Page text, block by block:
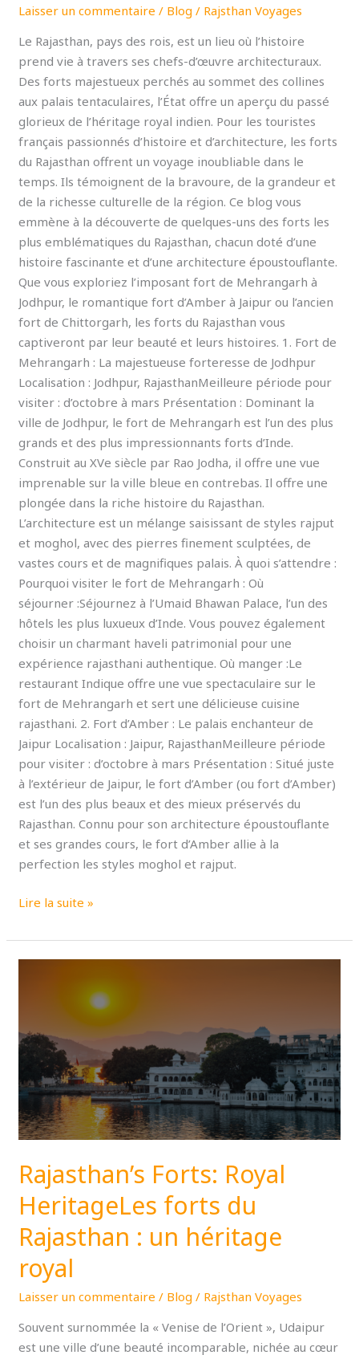
Laisser un commentaire / Blog / Rajsthan Voyages
Le Rajasthan, pays des rois, est un lieu où l’histoire
prend vie à travers ses chefs-d’œuvre architecturaux.
Des forts majestueux perchés au sommet des collines
aux palais tentaculaires, l’État offre un aperçu du passé
glorieux de l’héritage royal indien. Pour les touristes
français passionnés d’histoire et d’architecture, les forts
du Rajasthan offrent un voyage inoubliable dans le
temps. Ils témoignent de la bravoure, de la grandeur et
de la richesse culturelle de la région. Ce blog vous
emmène à la découverte de quelques-uns des forts les
plus emblématiques du Rajasthan, chacun doté d’une
histoire fascinante et d’une architecture époustouflante.
Que vous exploriez l’imposant fort de Mehrangarh à
Jodhpur, le romantique fort d’Amber à Jaipur ou l’ancien
fort de Chittorgarh, les forts du Rajasthan vous
captiveront par leur beauté et leurs histoires. 1. Fort de
Mehrangarh : La majestueuse forteresse de Jodhpur
Localisation : Jodhpur, RajasthanMeilleure période pour
visiter : d’octobre à mars Présentation : Dominant la
ville de Jodhpur, le fort de Mehrangarh est l’un des plus
grands et des plus impressionnants forts d’Inde.
Construit au XVe siècle par Rao Jodha, il offre une vue
imprenable sur la ville bleue en contrebas. Il offre une
plongée dans la riche histoire du Rajasthan.
L’architecture est un mélange saisissant de styles rajput
et moghol, avec des pierres finement sculptées, de
vastes cours et de magnifiques palais. À quoi s’attendre :
Pourquoi visiter le fort de Mehrangarh : Où
séjourner :Séjournez à l’Umaid Bhawan Palace, l’un des
hôtels les plus luxueux d’Inde. Vous pouvez également
choisir un charmant haveli patrimonial pour une
expérience rajasthani authentique. Où manger :Le
restaurant Indique offre une vue spectaculaire sur le
fort de Mehrangarh et sert une délicieuse cuisine
rajasthani. 2. Fort d’Amber : Le palais enchanteur de
Jaipur Localisation : Jaipur, RajasthanMeilleure période
pour visiter : d’octobre à mars Présentation : Situé juste
à l’extérieur de Jaipur, le fort d’Amber (ou fort d’Amber)
est l’un des plus beaux et des mieux préservés du
Rajasthan. Connu pour son architecture époustouflante
et ses grandes cours, le fort d’Amber allie à la
perfection les styles moghol et rajput.
Lire la suite »
Rajasthan’s Forts: Royal
HeritageLes forts du
Rajasthan : un héritage
royal
Laisser un commentaire / Blog / Rajsthan Voyages
Souvent surnommée la « Venise de l’Orient », Udaipur
est une ville d’une beauté incomparable, nichée au cœur
HeritageLes
forts
du
Rajasthan :
un
héritage